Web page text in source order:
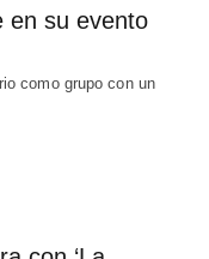
en su evento
como grupo con un